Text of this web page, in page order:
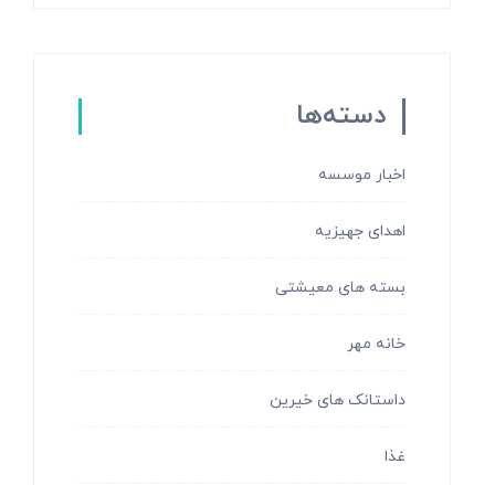
دسته‌ها
اخبار موسسه
اهدای جهیزیه
بسته های معیشتی
خانه مهر
داستانک های خیرین
غذا